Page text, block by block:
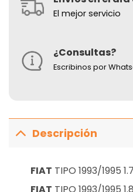
El mejor servicio
¿Consultas?
Escribinos por
Descripción
FIAT TIPO 1993/1995